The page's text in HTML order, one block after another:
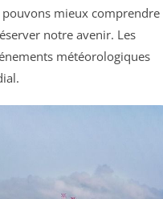
pouvons mieux comprendre
notre avenir. Les
météorologiques